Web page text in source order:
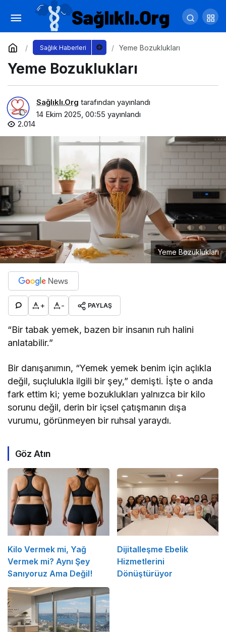
Sağlık Haberleri Yeme Bozuklukları
Yeme Bozuklukları
Sağlıklı.Org tarafından yayınlandı
14 Ekim 2025, 00:55 yayınlandı
2.014
Yeme Bozuklukları
+ - PAYLAŞ
“Bir tabak yemek, bazen bir insanın ruh halini
anlatabilir.”
Bir danışanımın, “Yemek yemek benim için açlıkla
değil, suçlulukla ilgili bir şey,” demişti. İşte o anda
fark ettim ki; yeme bozuklukları yalnızca bir kilo
sorunu değil, derin bir içsel çatışmanın dışa
vurumu, görünmeyen bir ruhsal yaraydı.
Göz Atın
Kilo Vermek mi, Yağ
Vermek mi? Aynı Şey
Sanıyoruz Ama Değil!
Dijitalleşme Ebelik
Hizmetlerini
Dönüştürüyor
Besinlerin “Chrononutrition” Etkisi: Günün
Saatine Göre Farklı Emilim ve Etki
Yorum Yap Paylaş